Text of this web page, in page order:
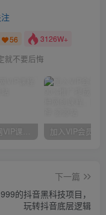
56 3126W+
就不要后悔
官方正品 全网VIP课程 无损下载~
下一篇
的抖音黑科技项目，
玩转抖音底层逻辑